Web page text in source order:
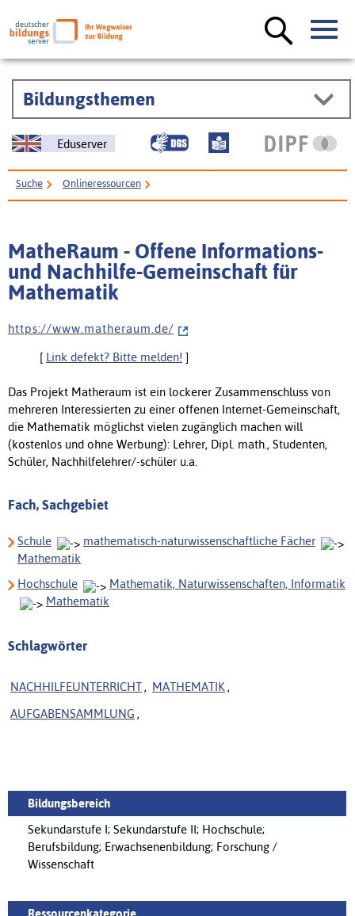
Bildungsthemen
Eduserver
Suche Onlineressourcen
MatheRaum - Offene Informations-
und Nachhilfe-Gemeinschaft für
Mathematik
h t t p s : / / w w w . m a t h e r a u m . d e /
[ Link defekt? Bitte melden! ]
Das Projekt Matheraum ist ein lockerer Zusammenschluss von
mehreren Interessierten zu einer offenen Internet-Gemeinschaft,
die Mathematik möglichst vielen zugänglich machen will
(kostenlos und ohne Werbung): Lehrer, Dipl. math., Studenten,
Schüler, Nachhilfelehrer/-schüler u.a.
Fach, Sachgebiet
Schule
mathematisch-naturwissenschaftliche Fächer
Mathematik
Hochschule
Mathematik, Naturwissenschaften, Informatik
Mathematik
Schlagwörter
NACHHILFEUNTERRICHT , MATHEMATIK ,
AUFGABENSAMMLUNG ,
Bildungsbereich
Sekundarstufe I; Sekundarstufe II; Hochschule;
Berufsbildung; Erwachsenenbildung; Forschung /
Wissenschaft
Ressourcenkategorie